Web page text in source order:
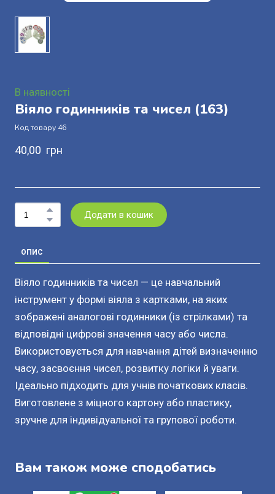
В наявності
Віяло годинників та чисел (163)
Код товару 46
40,00  грн
Додати в кошик
ОПИС
Віяло годинників та чисел — це навчальний
інструмент у формі віяла з картками, на яких
зображені аналогові годинники (із стрілками) та
відповідні цифрові значення часу або числа.
Використовується для навчання дітей визначенню
часу, засвоєння чисел, розвитку логіки й уваги.
Ідеально підходить для учнів початкових класів.
Виготовлене з міцного картону або пластику,
зручне для індивідуальної та групової роботи.
Вам також може сподобатись